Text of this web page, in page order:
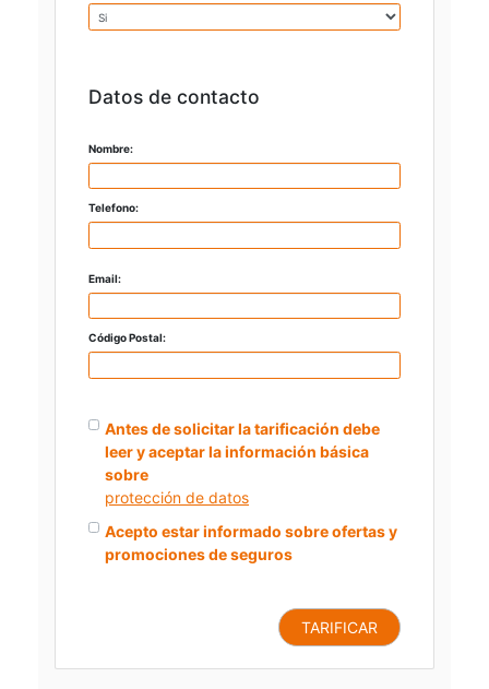
Datos de contacto
Nombre:
Telefono:
Email:
Código Postal:
Antes de solicitar la tarificación debe
leer y aceptar la información básica
sobre
protección de datos
Acepto estar informado sobre ofertas y
promociones de seguros
TARIFICAR